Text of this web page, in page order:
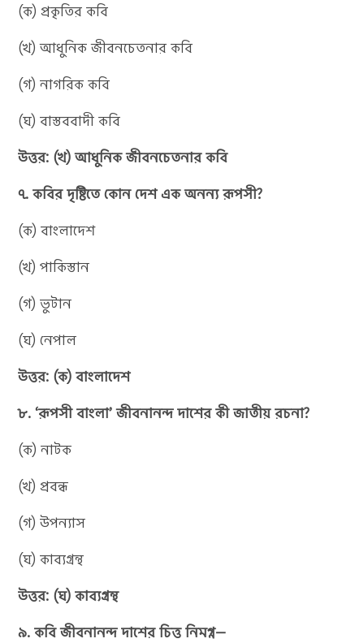
(ক) প্রকৃতির কবি
(খ) আধুনিক জীবনচেতনার কবি
(গ) নাগরিক কবি
(ঘ) বাস্তববাদী কবি
উত্তর: (খ) আধুনিক জীবনচেতনার কবি
৭. কবির দৃষ্টিতে কোন দেশ এক অনন্য রূপসী?
(ক) বাংলাদেশ
(খ) পাকিস্তান
(গ) ভুটান
(ঘ) নেপাল
উত্তর: (ক) বাংলাদেশ
৮. ‘রূপসী বাংলা’ জীবনানন্দ দাশের কী জাতীয় রচনা?
(ক) নাটক
(খ) প্রবন্ধ
(গ) উপন্যাস
(ঘ) কাব্যগ্রন্থ
উত্তর: (ঘ) কাব্যগ্রন্থ
৯. কবি জীবনানন্দ দাশের চিত্ত নিমগ্ন—